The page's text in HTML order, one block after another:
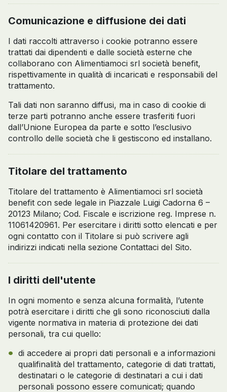
Comunicazione e diffusione dei dati
I dati raccolti attraverso i cookie potranno essere
trattati dai dipendenti e dalle società esterne che
collaborano con Alimentiamoci srl società benefit,
rispettivamente in qualità di incaricati e responsabili del
trattamento.
Tali dati non saranno diffusi, ma in caso di cookie di
terze parti potranno anche essere trasferiti fuori
dall’Unione Europea da parte e sotto l’esclusivo
controllo delle società che li gestiscono ed installano.
Titolare del trattamento
Titolare del trattamento è Alimentiamoci srl società
benefit con sede legale in Piazzale Luigi Cadorna 6 –
20123 Milano; Cod. Fiscale e iscrizione reg. Imprese n.
11061420961. Per esercitare i diritti sotto elencati e per
ogni contatto con il Titolare si può scrivere agli
indirizzi indicati nella sezione Contattaci del Sito.
I diritti dell'utente
In ogni momento e senza alcuna formalità, l’utente
potrà esercitare i diritti che gli sono riconosciuti dalla
vigente normativa in materia di protezione dei dati
personali, tra cui quello:
di accedere ai propri dati personali e a informazioni
qualifinalità del trattamento, categorie di dati trattati,
destinatari o le categorie di destinatari a cui i dati
personali possono essere comunicati; quando